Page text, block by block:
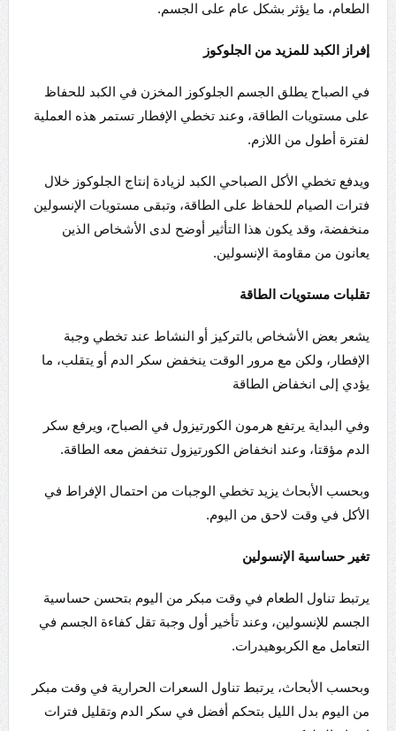
الطعام، ما يؤثر بشكل عام على الجسم.
إفراز الكبد للمزيد من الجلوكوز
في الصباح يطلق الجسم الجلوكوز المخزن في الكبد للحفاظ
على مستويات الطاقة، وعند تخطي الإفطار تستمر هذه العملية
لفترة أطول من اللازم.
ويدفع تخطي الأكل الصباحي الكبد لزيادة إنتاج الجلوكوز خلال
فترات الصيام للحفاظ على الطاقة، وتبقى مستويات الإنسولين
منخفضة، وقد يكون هذا التأثير أوضح لدى الأشخاص الذين
يعانون من مقاومة الإنسولين.
تقلبات مستويات الطاقة
يشعر بعض الأشخاص بالتركيز أو النشاط عند تخطي وجبة
الإفطار، ولكن مع مرور الوقت ينخفض سكر الدم أو يتقلب، ما
يؤدي إلى انخفاض الطاقة
وفي البداية يرتفع هرمون الكورتيزول في الصباح، ويرفع سكر
الدم مؤقتا، وعند انخفاض الكورتيزول تنخفض معه الطاقة.
وبحسب الأبحاث يزيد تخطي الوجبات من احتمال الإفراط في
الأكل في وقت لاحق من اليوم.
تغير حساسية الإنسولين
يرتبط تناول الطعام في وقت مبكر من اليوم بتحسن حساسية
الجسم للإنسولين، وعند تأخير أول وجبة تقل كفاءة الجسم في
التعامل مع الكربوهيدرات.
وبحسب الأبحاث، يرتبط تناول السعرات الحرارية في وقت مبكر
من اليوم بدل الليل بتحكم أفضل في سكر الدم وتقليل فترات